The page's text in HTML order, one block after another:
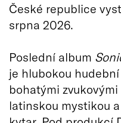
České republice
srpna 2026.
Poslední album
je hlubokou
bohatými
latinskou mystikou